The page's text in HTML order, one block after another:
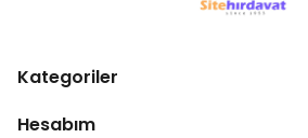
Kategoriler
Hesabım